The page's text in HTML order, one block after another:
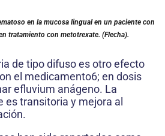
en la mucosa lingual en un paciente con
tratamiento con metotrexate. (Flecha).
de tipo difuso es otro efecto
el medicamento6; en dosis
efluvium anágeno. La
es transitoria y mejora al